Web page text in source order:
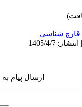
قارچ شناسی
ارسال پیام